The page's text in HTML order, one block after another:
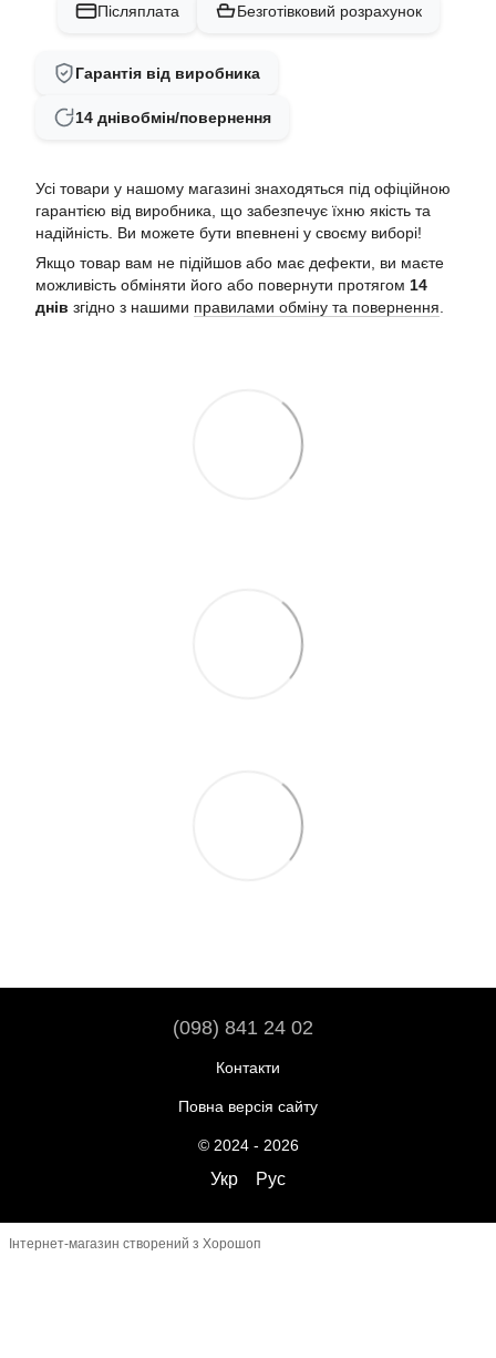
Післяплата Безготівковий розрахунок
Гарантія від виробника
14 днівобмін/повернення
Усі товари у нашому магазині знаходяться під офіційною
гарантією від виробника, що забезпечує їхню якість та
надійність. Ви можете бути впевнені у своєму виборі!
Якщо товар вам не підійшов або має дефекти, ви маєте
можливість обміняти його або повернути протягом 14
днів згідно з нашими правилами обміну та повернення
(098) 841 24 02
Контакти
Повна версія сайту
© 2024 - 2026
Укр Рус
Інтернет-магазин створений з Хорошоп